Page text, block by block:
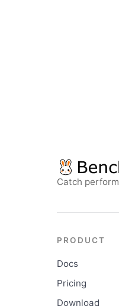
Catch
PRODUCT
Docs
Pricing
Download